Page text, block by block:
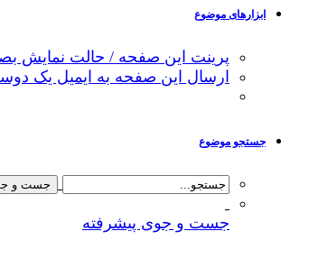
ابزارهای موضوع
پرینت این صفحه / حالت نمایش
ارسال این صفحه به ایمیل یک
جستجو موضوع
جست و جوی پیشرفته